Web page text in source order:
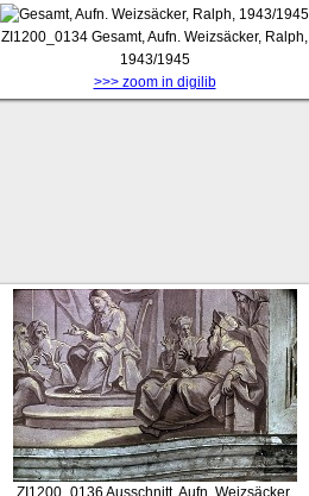
ZI1200_0134 Gesamt, Aufn. Weizsäcker, Ralph,
1943/1945
>>> zoom in digilib